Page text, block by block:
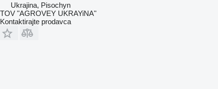
Ukrajina, Pisochyn
TOV "AGROVEY UKRAYiNA"
Kontaktirajte prodavca